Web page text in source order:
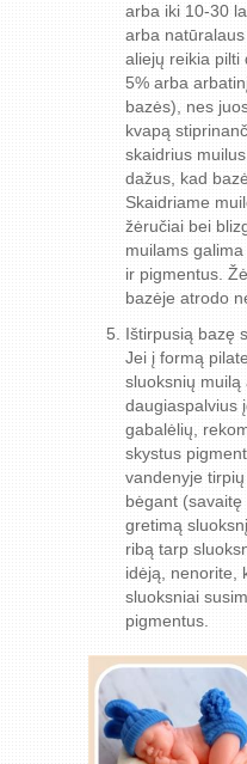
arba iki 10-30
arba
aliejų reikia pilti
5% arba
bazės), nes
kvapą
skaidrius
dažus, kad
Skaidriame
žėručiai bei
muilams
ir pigmentus.
bazėje atrodo
Ištirpusią bazę
Jei į formą
sluoksnių
daugiaspalvius
gabalėlių,
skystus
vandenyje
bėgant
gretimą
ribą tarp
idėją, nenorite,
sluoksniai
pigmentus.